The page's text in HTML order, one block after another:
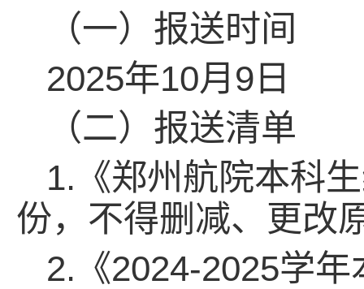
（一）报送时间
2025年10月9日
（二）报送清单
1.《郑州航院本科
份，不得删减、更改
2.《2024-2025学